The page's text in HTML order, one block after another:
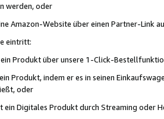
werden, oder
Amazon-Website über einen Partner-Link
eintritt:
Produkt über unsere 1-Click-
Produkt, indem er es in seinen
oder
Digitales Produkt durch Streaming oder